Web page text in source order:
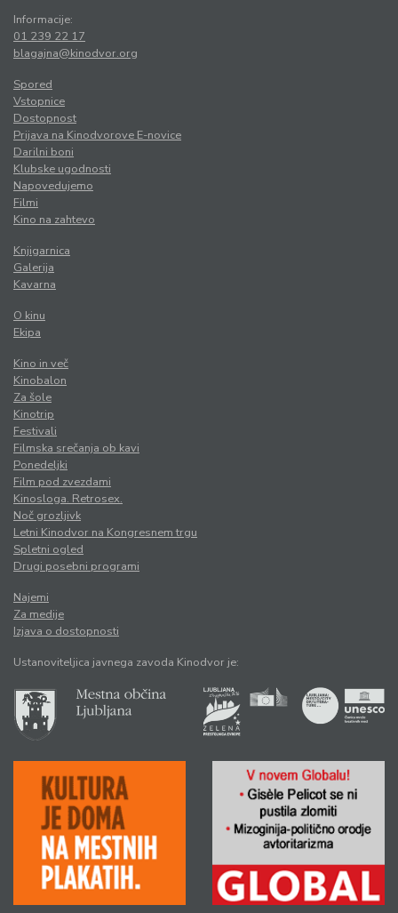
Informacije:
01 239 22 17
blagajna@kinodvor.org
Spored
Vstopnice
Dostopnost
Prijava na Kinodvorove E-novice
Darilni boni
Klubske ugodnosti
Napovedujemo
Filmi
Kino na zahtevo
Knjigarnica
Galerija
Kavarna
O kinu
Ekipa
Kino in več
Kinobalon
Za šole
Kinotrip
Festivali
Filmska srečanja ob kavi
Ponedeljki
Film pod zvezdami
Kinosloga. Retrosex.
Noč grozljivk
Letni Kinodvor na Kongresnem trgu
Spletni ogled
Drugi posebni programi
Najemi
Za medije
Izjava o dostopnosti
Ustanoviteljica javnega zavoda Kinodvor je: